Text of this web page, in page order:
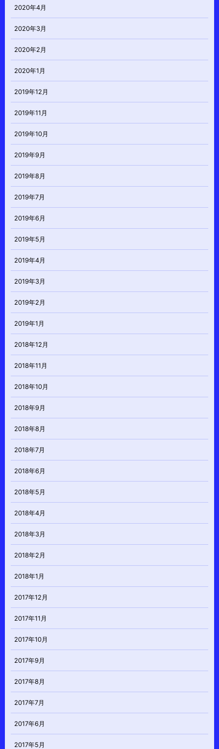
2020年4月
2020年3月
2020年2月
2020年1月
2019年12月
2019年11月
2019年10月
2019年9月
2019年8月
2019年7月
2019年6月
2019年5月
2019年4月
2019年3月
2019年2月
2019年1月
2018年12月
2018年11月
2018年10月
2018年9月
2018年8月
2018年7月
2018年6月
2018年5月
2018年4月
2018年3月
2018年2月
2018年1月
2017年12月
2017年11月
2017年10月
2017年9月
2017年8月
2017年7月
2017年6月
2017年5月